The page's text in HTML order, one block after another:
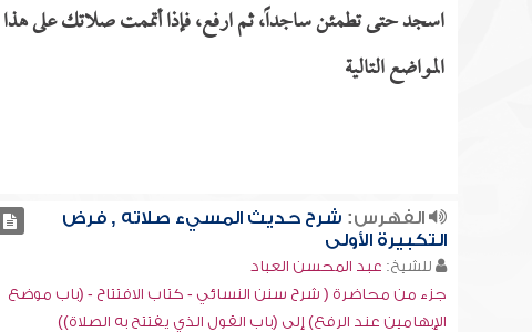
اسجد حتى تطمئن ساجداً، ثم ارفع، فإذا أتممت صلاتك على
المواضع التالية
الفهرس: شرح حديث المسيء صلاته , فرض
التكبيرة الأولى
للشيخ: عبد المحسن العباد
جزء من محاضرة ( شرح سنن النسائي - كتاب الافتتاح - (باب موضع
الإبهامين عند الرفع) إلى (باب القول الذي يفتتح به الصلاة))